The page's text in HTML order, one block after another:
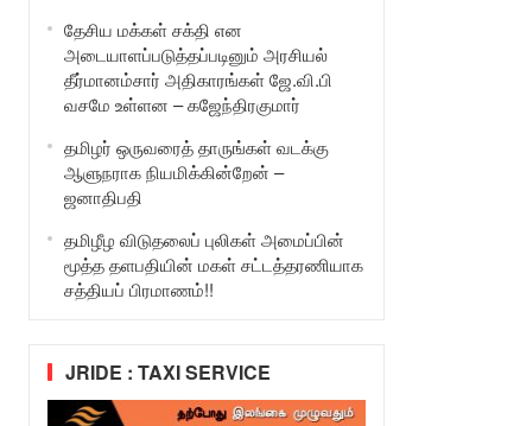
தேசிய மக்கள் சக்தி என
அடையாளப்படுத்தப்படினும் அரசியல்
தீர்மானம்சார் அதிகாரங்கள் ஜே.வி.பி
வசமே உள்ளன – கஜேந்திரகுமார்
தமிழர் ஒருவரைத் தாருங்கள் வடக்கு
ஆளுநராக நியமிக்கின்றேன் –
ஜனாதிபதி
தமிழீழ விடுதலைப் புலிகள் அமைப்பின்
மூத்த தளபதியின் மகள் சட்டத்தரணியாக
சத்தியப் பிரமாணம்!!
JRIDE : TAXI SERVICE